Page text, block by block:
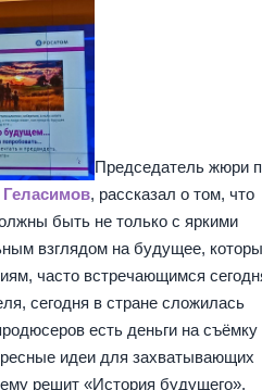
Председатель жюри
, рассказал о том, что
быть не только с яркими
взглядом на будущее,
часто встречающимся
сегодня в стране сложилась
есть деньги на съёмку
идеи для захватывающих
решит «История будущего».